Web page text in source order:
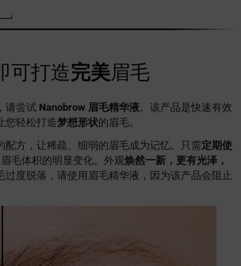
可打造完美眉毛
请尝试 Nanobrow 眉毛精华液。该产品是快速有效
您轻松打造梦想形状的眉毛。
配方，让稀疏、细弱的眉毛成为记忆。只需定期使
毛体积的明显变化。外观焕然一新，更有光泽，
过度脱落，请使用眉毛精华液，因为该产品会阻止